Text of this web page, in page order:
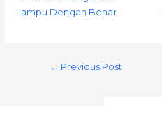
Lampu Dengan Benar
← Previous Post